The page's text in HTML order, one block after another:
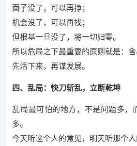
面子没了，可以再挣；
机会没了，可以再找；
但根基一旦没了，将一切归零。
所以危局之下最重要的原则就是：舍
先活下来，再谋发展。
四、乱局：快刀斩乱，立断乾坤
乱局最可怕的地方，不是问题多，
多。
今天听这个人的意见，明天听那个人